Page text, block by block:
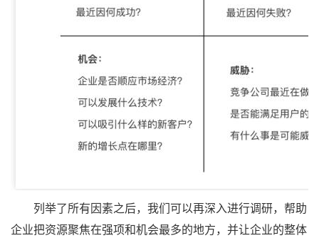
列举了所有因素之后，我们可以再深入进行调研，帮助
企业把资源聚焦在强项和机会最多的地方，并让企业的整体